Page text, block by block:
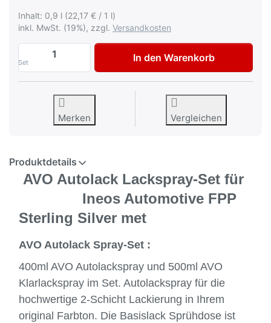
Inhalt: 0,9 l (22,17 € / 1 l)
inkl. MwSt. (19%), zzgl. Versandkosten
Set
AVO Autolack Lackspray-Set für Ineos
In den Warenkorb
Merken Vergleichen
Produktdetails
AVO Autolack Lackspray-Set für
Ineos Automotive FPP
Sterling Silver met
AVO Autolack Spray-Set :
400ml AVO Autolackspray und 500ml AVO
Klarlackspray im Set. Autolackspray für die
hochwertige 2-Schicht Lackierung in Ihrem
original Farbton. Die Basislack Sprühdose ist